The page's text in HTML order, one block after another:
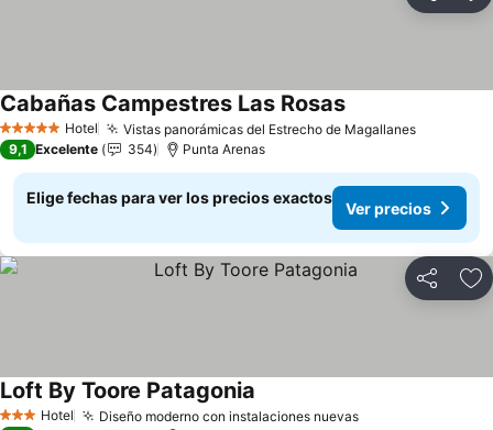
5 Estrellas Hotel Vistas panorámicas del Estrecho de MagallanesVer
Cabañas Campestres Las RosasVer precios
9,1 Excelente 354 Punta Arenas
Elige fechas para ver los precios exactos
Ver precios
Compartir
3 Estrellas
Hotel Diseño moderno con instalaciones nuevasVer precios
Loft By Toore Patagonia